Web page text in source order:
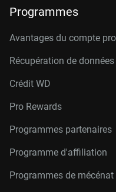
Programmes
Avantages du compte
Récupération de données
Crédit WD
Pro Rewards
Programmes partenaires
Programme d'affiliation
Programmes de mécénat